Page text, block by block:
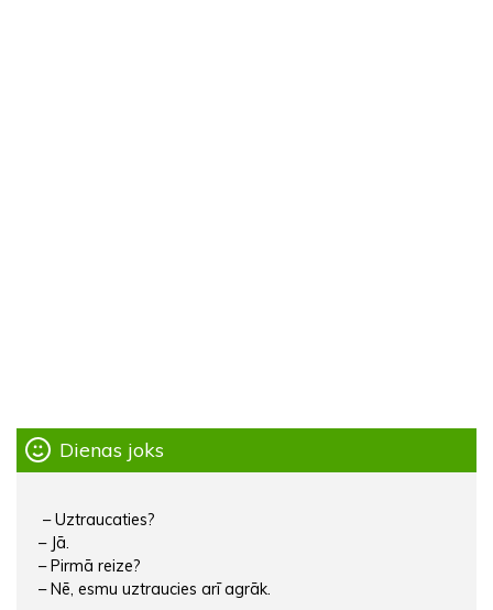
Dienas joks
– Uztraucaties?
– Jā.
– Pirmā reize?
– Nē, esmu uztraucies arī agrāk.